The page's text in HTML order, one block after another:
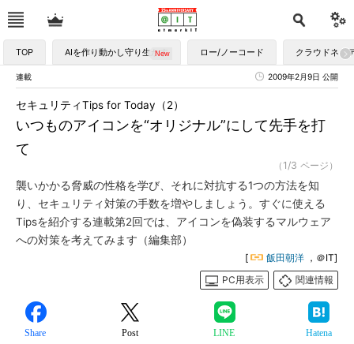
TOP AIを作り動かし守り生かす ロー/ノーコード クラウドネイ
連載 2009年2月9日 公開
いつものアイコンを“オリジナル”にして先手を打
て
セキュリティTips for Today（2）
（1/3 ページ）
襲いかかる脅威の性格を学び、それに対抗する1つの方法を知
り、セキュリティ対策の手数を増やしましょう。すぐに使える
Tipsを紹介する連載第2回では、アイコンを偽装するマルウェア
への対策を考えてみます（編集部）
[ 飯田朝洋 ，＠IT]
PC用表示
関連情報
Share Post LINE Hatena